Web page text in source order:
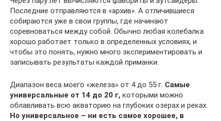
Последние отправляются в «архив». А отличившиеся
собираются уже в свои группы, где начинают
соревноваться между собой. Обычно любая колебалка
хорошо работает только в определенных условиях, и
чтобы это понять, нужно много экспериментировать и
записывать результаты каждой приманки.
Диапазон веса моего «железа» от 4 до 55 г. Самые
универсальные от 14 до 20 г, которыми можно
облавливать всю акваторию на глубоких озерах и реках.
Но универсальное – ни есть самое хорошее, в